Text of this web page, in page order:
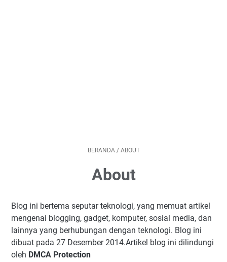
BERANDA / ABOUT
About
Blog ini bertema seputar teknologi, yang memuat artikel
mengenai blogging, gadget, komputer, sosial media, dan
lainnya yang berhubungan dengan teknologi. Blog ini
dibuat pada 27 Desember 2014.Artikel blog ini dilindungi
oleh DMCA Protection